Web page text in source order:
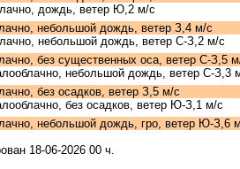
дождь, ветер Ю,2 м/с
небольшой дождь, ветер З,4 м/с
небольшой дождь, ветер С-З,2 м/с
без существенных оса, ветер С-З,5
небольшой дождь, ветер С-З,3
без осадков, ветер З,5 м/с
без осадков, ветер Ю-З,1 м/с
небольшой дождь, гро, ветер Ю-З,6
18-06-2026 00 ч.